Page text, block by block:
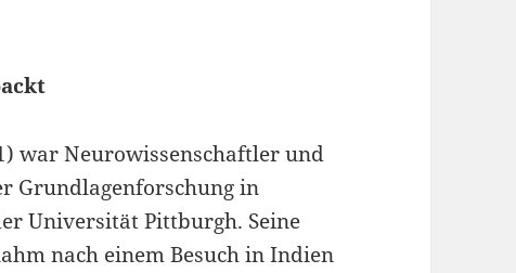
war Neurowissenschaftler und
Grundlagenforschung in
Universität Pittburgh. Seine
nach einem Besuch in Indien